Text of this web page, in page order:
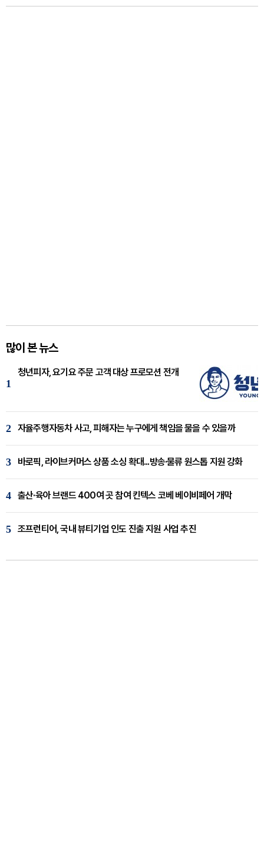
많이 본 뉴스
1
청년피자, 요기요 주문 고객 대상 프로모션 전개
2 자율주행자동차 사고, 피해자는 누구에게 책임을 물을 수 있을까
3 바로픽, 라이브커머스 상품 소싱 확대...방송·물류 원스톱 지원 강화
4 출산·육아 브랜드 400여 곳 참여 킨텍스 코베 베이비페어 개막
5 조프런티어, 국내 뷰티기업 인도 진출 지원 사업 추진